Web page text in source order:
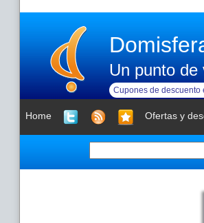
Un punto de
Cupones de descuento
Home Ofertas y